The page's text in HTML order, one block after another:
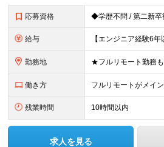
応募資格
給与
勤務地
働き方 フルリモートがメイン
残業時間 10時間以内
求人を見る